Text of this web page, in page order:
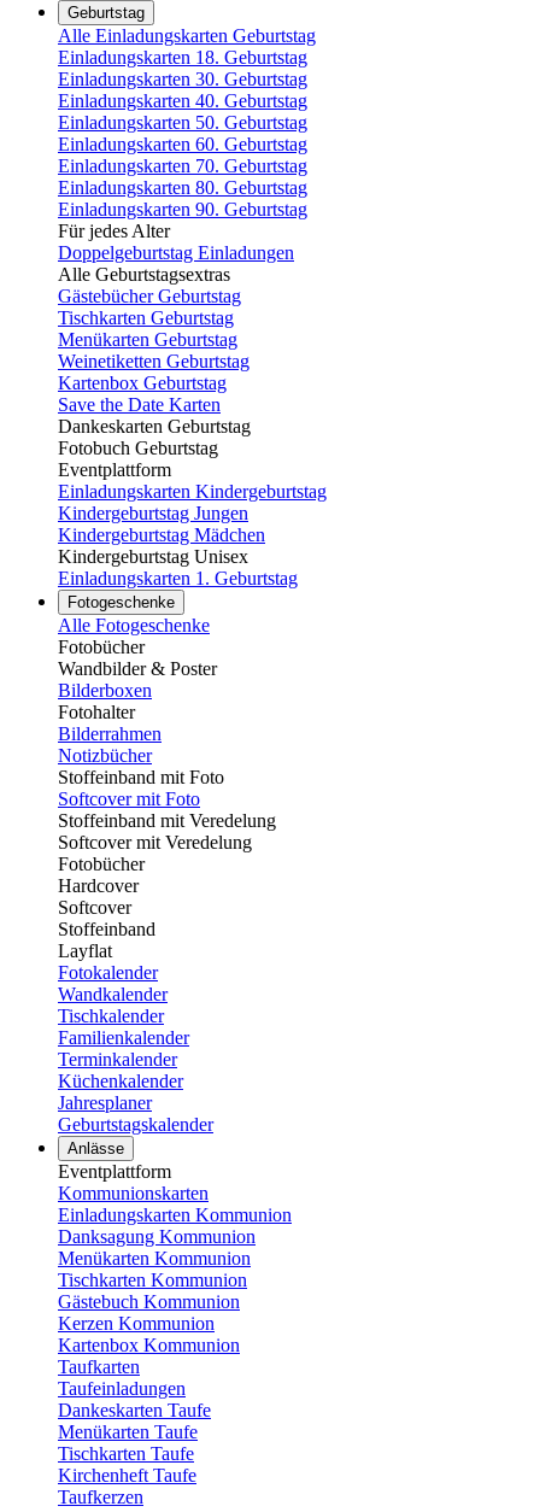
Geburtstag
Alle Einladungskarten Geburtstag
Einladungskarten 18. Geburtstag
Einladungskarten 30. Geburtstag
Einladungskarten 40. Geburtstag
Einladungskarten 50. Geburtstag
Einladungskarten 60. Geburtstag
Einladungskarten 70. Geburtstag
Einladungskarten 80. Geburtstag
Einladungskarten 90. Geburtstag
Für jedes Alter
Doppelgeburtstag Einladungen
Alle Geburtstagsextras
Gästebücher Geburtstag
Tischkarten Geburtstag
Menükarten Geburtstag
Weinetiketten Geburtstag
Kartenbox Geburtstag
Save the Date Karten
Dankeskarten Geburtstag
Fotobuch Geburtstag
Eventplattform
Einladungskarten Kindergeburtstag
Kindergeburtstag Jungen
Kindergeburtstag Mädchen
Kindergeburtstag Unisex
Einladungskarten 1. Geburtstag
Fotogeschenke
Alle Fotogeschenke
Fotobücher
Wandbilder & Poster
Bilderboxen
Fotohalter
Bilderrahmen
Notizbücher
Stoffeinband mit Foto
Softcover mit Foto
Stoffeinband mit Veredelung
Softcover mit Veredelung
Fotobücher
Hardcover
Softcover
Stoffeinband
Layflat
Fotokalender
Wandkalender
Tischkalender
Familienkalender
Terminkalender
Küchenkalender
Jahresplaner
Geburtstagskalender
Anlässe
Eventplattform
Kommunionskarten
Einladungskarten Kommunion
Danksagung Kommunion
Menükarten Kommunion
Tischkarten Kommunion
Gästebuch Kommunion
Kerzen Kommunion
Kartenbox Kommunion
Taufkarten
Taufeinladungen
Dankeskarten Taufe
Menükarten Taufe
Tischkarten Taufe
Kirchenheft Taufe
Taufkerzen